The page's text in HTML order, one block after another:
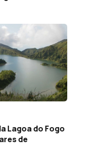
Lagoa do Fogo
de